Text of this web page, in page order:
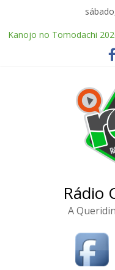
Kanojo no Tomodachi
Office 2024 Volume
The Love Hypothesis
FL Studio 21 Portable +
McAfee Visual Trace
Rádio
A